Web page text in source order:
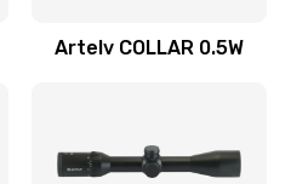
Artelv COLLAR 0.5W